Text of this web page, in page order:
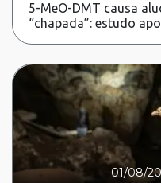
5-MeO-DMT causa
“chapada”: estudo
01/08/